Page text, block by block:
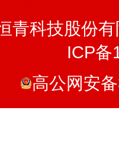
青科技股份
ICP备
高公网安